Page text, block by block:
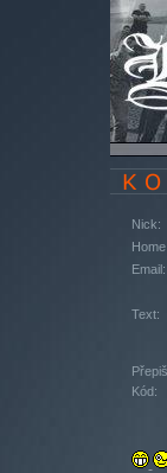
Nick:
Email:
Text:
Kód: